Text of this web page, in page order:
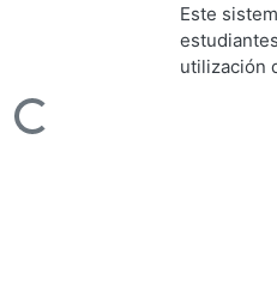
de
Este
utilización